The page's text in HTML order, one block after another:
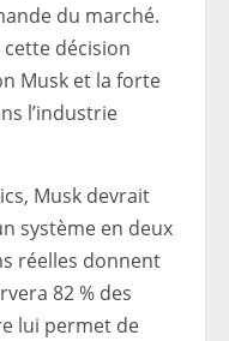
du marché.
décision
Musk et la forte
l’industrie
Musk devrait
système en deux
réelles donnent
82 % des
lui permet de